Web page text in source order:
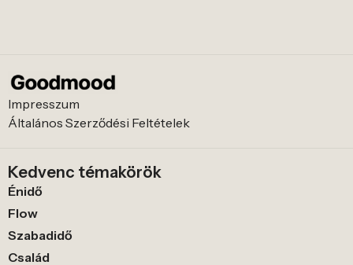
Impresszum
Általános Szerződési Feltételek
Kedvenc témakörök
Énidő
Flow
Szabadidő
Család